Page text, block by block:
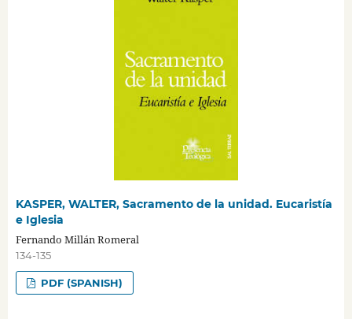
KASPER, WALTER, Sacramento de la unidad. Eucaristía
e Iglesia
Fernando Millán Romeral
134-135
PDF (SPANISH)